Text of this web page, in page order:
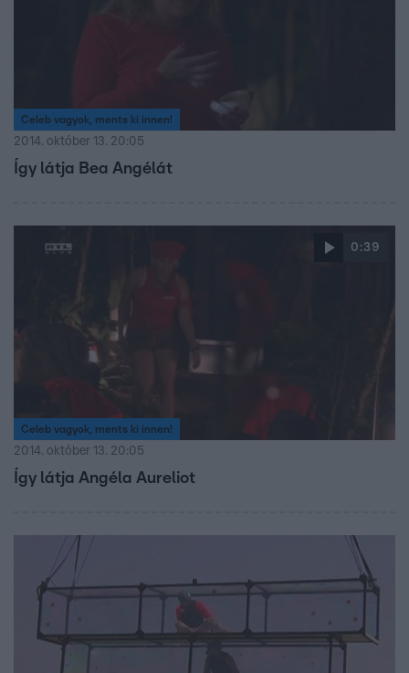
Celeb vagyok, ments ki innen!
2014. október 13. 20:05
Így látja Bea Angélát
0:39
Celeb vagyok, ments ki innen!
2014. október 13. 20:05
Így látja Angéla Aureliot